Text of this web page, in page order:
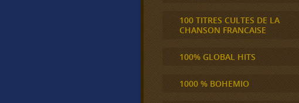
100 TITRES CULTES DE LA
CHANSON FRANCAISE
100% GLOBAL HITS
1000 % BOHEMIO